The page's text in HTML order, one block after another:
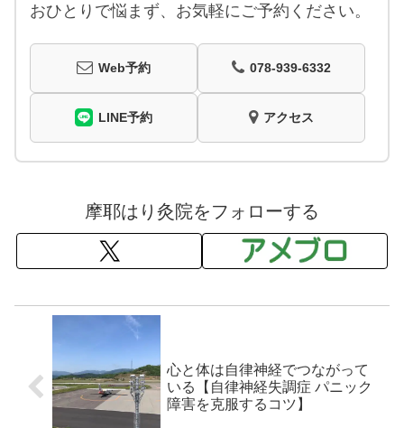
おひとりで悩まず、お気軽にご予約ください。
Web予約 078-939-6332
LINE予約 アクセス
摩耶はり灸院をフォローする
心と体は自律神経でつながって
いる【自律神経失調症 パニック
障害を克服するコツ】